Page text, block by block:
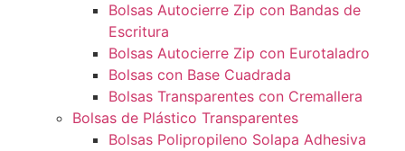
Bolsas Autocierre Zip con Bandas de
Escritura
Bolsas Autocierre Zip con Eurotaladro
Bolsas con Base Cuadrada
Bolsas Transparentes con Cremallera
Bolsas de Plástico Transparentes
Bolsas Polipropileno Solapa Adhesiva